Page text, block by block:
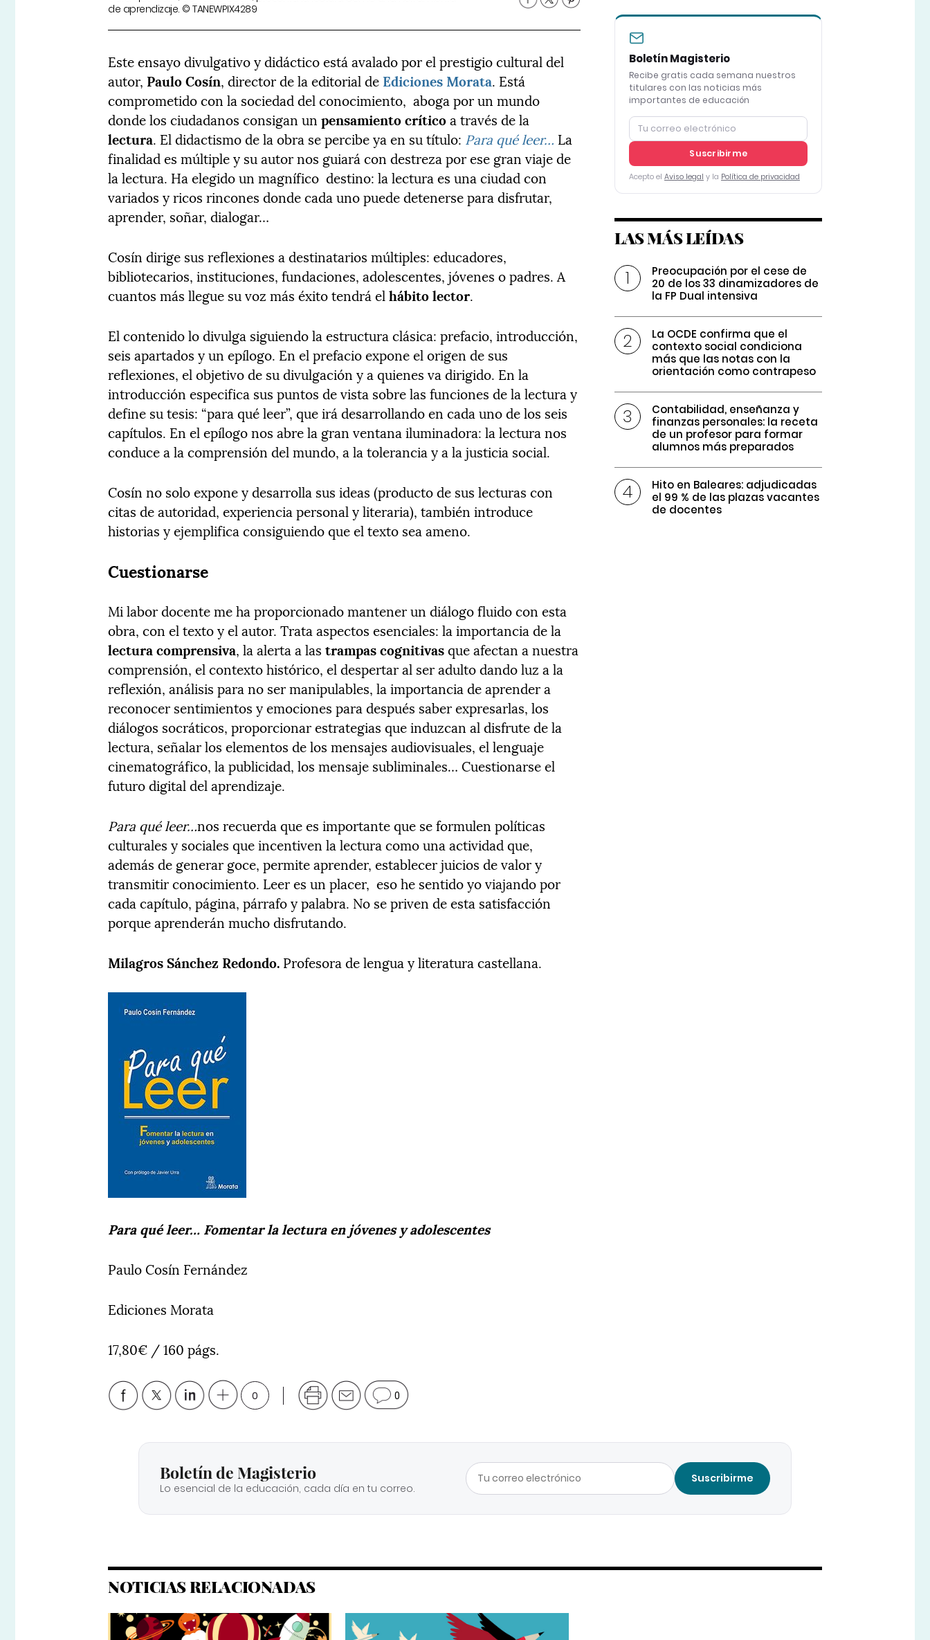
de aprendizaje. © TANEWPIX4289
Este ensayo divulgativo y didáctico está avalado por el prestigio cultural del
autor, Paulo Cosín, director de la editorial de Ediciones Morata. Está
comprometido con la sociedad del conocimiento, aboga por un mundo
donde los ciudadanos consigan unpensamiento críticoa través de la
lectura. El didactismo de la obra se percibe ya en su título: Para qué leer… La
finalidad es múltiple y su autor nos guiará con destreza por ese gran viaje de
la lectura. Ha elegido un magnífico destino: la lectura es una ciudad con
variados y ricos rincones donde cada uno puede detenerse para disfrutar,
aprender, soñar, dialogar…
Cosín dirige sus reflexiones a destinatarios múltiples: educadores,
bibliotecarios, instituciones, fundaciones, adolescentes, jóvenes o padres. A
cuantos más llegue su voz más éxito tendrá elhábito lector.
El contenido lo divulga siguiendo la estructura clásica: prefacio, introducción,
seis apartados y un epílogo. En el prefacio expone el origen de sus
reflexiones, el objetivo de su divulgación y a quienes va dirigido. En la
introducción especifica sus puntos de vista sobre las funciones de la lectura y
define su tesis: “para qué leer”, que irá desarrollando en cada uno de los seis
capítulos. En el epílogo nos abre la gran ventana iluminadora: la lectura nos
conduce a la comprensión del mundo, a la tolerancia y a la justicia social.
Cosín no solo expone y desarrolla sus ideas (producto de sus lecturas con
citas de autoridad, experiencia personal y literaria), también introduce
historias y ejemplifica consiguiendo que el texto sea ameno.
Cuestionarse
Mi labor docente me ha proporcionado mantener un diálogo fluido con esta
obra, con el texto y el autor. Trata aspectos esenciales: la importancia de la
lectura comprensiva, la alerta a lastrampas cognitivasque afectan a nuestra
comprensión, el contexto histórico, el despertar al ser adulto dando luz a la
reflexión, análisis para no ser manipulables, la importancia de aprender a
reconocer sentimientos y emociones para después saber expresarlas, los
diálogos socráticos, proporcionar estrategias que induzcan al disfrute de la
lectura, señalar los elementos de los mensajes audiovisuales, el lenguaje
cinematográfico, la publicidad, los mensaje subliminales… Cuestionarse el
futuro digital del aprendizaje.
Para qué leer…nos recuerda que es importante que se formulen políticas
culturales y sociales que incentiven la lectura como una actividad que,
además de generar goce, permite aprender, establecer juicios de valor y
transmitir conocimiento. Leer es un placer, eso he sentido yo viajando por
cada capítulo, página, párrafo y palabra. No se priven de esta satisfacción
porque aprenderán mucho disfrutando.
Milagros Sánchez Redondo. Profesora de lengua y literatura castellana.
Para qué leer… Fomentar la lectura en jóvenes y adolescentes
Paulo Cosín Fernández
Ediciones Morata
17,80€ / 160 págs.
0 0
Boletín Magisterio
Recibe gratis cada semana nuestros
titulares con las noticias más
importantes de educación
Suscribirme
Acepto el Aviso legal y la Política de privacidad
LAS MÁS LEÍDAS
Preocupación por el cese de
20 de los 33 dinamizadores de
la FP Dual intensiva
La OCDE confirma que el
contexto social condiciona
más que las notas con la
orientación como contrapeso
Contabilidad, enseñanza y
finanzas personales: la receta
de un profesor para formar
alumnos más preparados
Hito en Baleares: adjudicadas
el 99 % de las plazas vacantes
de docentes
Boletín de Magisterio
Lo esencial de la educación, cada día en tu correo.
Suscribirme
NOTICIAS RELACIONADAS